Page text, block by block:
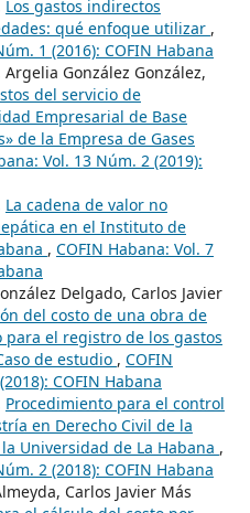
Los gastos indirectos
qué enfoque utilizar ,
1 (2016): COFIN Habana
González González,
del servicio de
Empresarial de Base
de la Empresa de Gases
Vol. 13 Núm. 2 (2019):
La cadena de valor no
en el Instituto de
, COFIN Habana: Vol. 7
Delgado, Carlos Javier
del costo de una obra de
el registro de los gastos
de estudio , COFIN
COFIN Habana
Procedimiento para el control
en Derecho Civil de la
Universidad de La Habana ,
2 (2018): COFIN Habana
Carlos Javier Más